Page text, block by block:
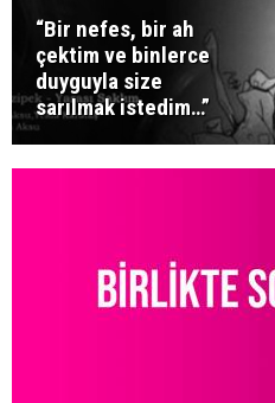
“Bir nefes, bir ah
çektim ve binlerce
duyguyla size
sarılmak istedim…”